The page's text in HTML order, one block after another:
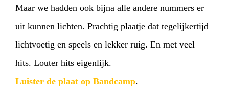
Maar we hadden ook bijna alle andere nummers er
uit kunnen lichten. Prachtig plaatje dat tegelijkertijd
lichtvoetig en speels en lekker ruig. En met veel
hits. Louter hits eigenlijk.
Luister de plaat op Bandcamp.